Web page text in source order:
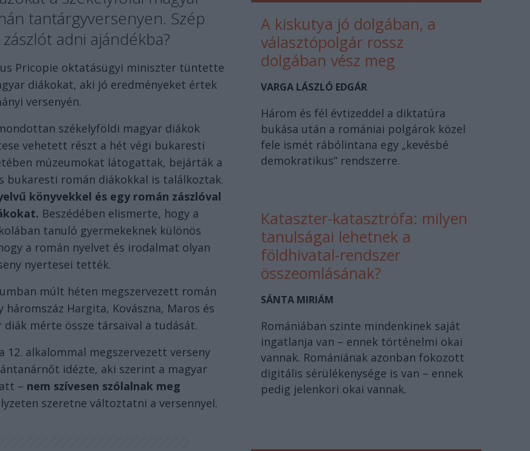
tantárgyversenyen. Szép
adni ajándékba?
Pricopie oktatásügyi miniszter tüntette
diákokat, aki jó eredményeket értek
versenyén.
székelyföldi magyar diákok
vehetett részt a hét végi bukaresti
múzeumokat látogattak, bejárták a
bukaresti román diákokkal is találkoztak.
könyvekkel és egy román zászlóval
Beszédében elismerte, hogy a
tanuló gyermekeknek különös
a román nyelvet és irodalmat olyan
nyertesei tették.
múlt héten megszervezett román
Hargita, Kovászna, Maros és
diák mérte össze társaival a tudását.
12. alkalommal megszervezett verseny
idézte, aki szerint a magyar
– nem szívesen szólalnak meg
szeretne változtatni a versennyel.
A kiskutya jó dolgában, a
választópolgár rossz
dolgában vész meg
VARGA LÁSZLÓ EDGÁR
Három és fél évtizeddel a diktatúra
bukása után a romániai polgárok közel
fele ismét rábólintana egy „kevésbé
demokratikus” rendszerre.
Kataszter-katasztrófa: milyen
tanulságai lehetnek a
földhivatal-rendszer
összeomlásának?
SÁNTA MIRIÁM
Romániában szinte mindenkinek saját
ingatlanja van – ennek történelmi okai
vannak. Romániának azonban fokozott
digitális sérülékenysége is van – ennek
pedig jelenkori okai vannak.